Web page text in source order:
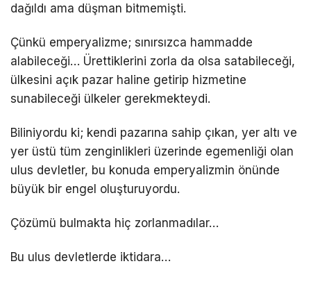
dağıldı ama düşman bitmemişti.
Çünkü emperyalizme; sınırsızca hammadde
alabileceği… Ürettiklerini zorla da olsa satabileceği,
ülkesini açık pazar haline getirip hizmetine
sunabileceği ülkeler gerekmekteydi.
Biliniyordu ki; kendi pazarına sahip çıkan, yer altı ve
yer üstü tüm zenginlikleri üzerinde egemenliği olan
ulus devletler, bu konuda emperyalizmin önünde
büyük bir engel oluşturuyordu.
Çözümü bulmakta hiç zorlanmadılar…
Bu ulus devletlerde iktidara…